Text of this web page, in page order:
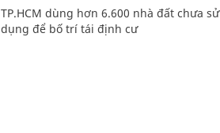
TP.HCM dùng hơn 6.600 nhà đất chưa sử
dụng để bố trí tái định cư